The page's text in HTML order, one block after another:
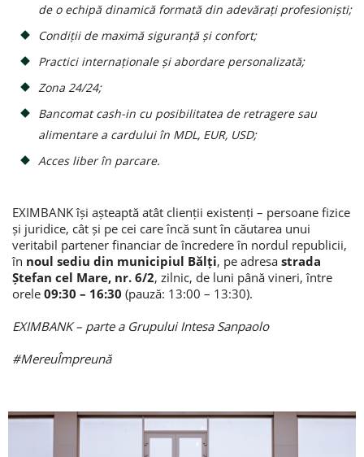
de o echipă dinamică formată din adevărați profesioniști;
Condiții de maximă siguranță și confort;
Practici internaționale și abordare personalizată;
Zona 24/24;
Bancomat cash-in cu posibilitatea de retragere sau
alimentare a cardului în MDL, EUR, USD;
Acces liber în parcare.
EXIMBANK își așteaptă atât clienții existenți – persoane fizice
și juridice, cât și pe cei care încă sunt în căutarea unui
veritabil partener financiar de încredere în nordul republicii,
în noul sediu din municipiul Bălți, pe adresa strada
Ștefan cel Mare, nr. 6/2, zilnic, de luni până vineri, între
orele 09:30 – 16:30 (pauză: 13:00 – 13:30).
EXIMBANK – parte a Grupului Intesa Sanpaolo
#MereuÎmpreună